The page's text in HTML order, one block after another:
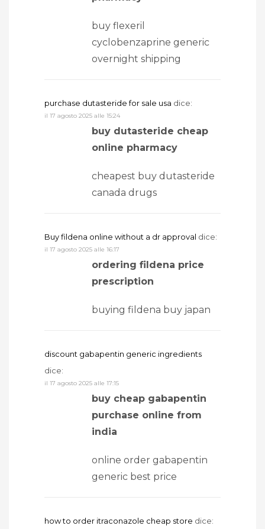
buy flexeril
cyclobenzaprine generic
overnight shipping
purchase dutasteride for sale usa dice:
il 17 agosto 2025 alle 15:24
buy dutasteride cheap
online pharmacy
cheapest buy dutasteride
canada drugs
Buy fildena online without a dr approval dice:
il 17 agosto 2025 alle 16:17
ordering fildena price
prescription
buying fildena buy japan
discount gabapentin generic ingredients
dice:
il 17 agosto 2025 alle 17:15
buy cheap gabapentin
purchase online from
india
online order gabapentin
generic best price
how to order itraconazole cheap store dice: